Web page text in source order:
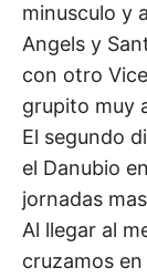
minusculo y
Angels y
con otro
grupito muy
El segundo
el Danubio
jornadas
Al llegar al
cruzamos